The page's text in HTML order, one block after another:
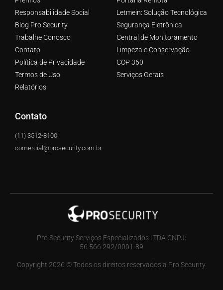
Responsabilidade Social
Blog Pro Security
Trabalhe Conosco
Contato
Política de Privacidade
Termos de Uso
Relatórios
Letmein: Solução Tecnológica
Segurança Eletrônica
Central de Monitoramento
Limpeza e Conservação
COP 360
Serviços Gerais
Contato
(11) 3512-8100
comercial@prosecurity.com.br
Pro Security Serviços Especializados LTDA CNPJ:
56.566.292/0001-89
Copyright 2026 © Todos os direitos reservados a Pro Security.